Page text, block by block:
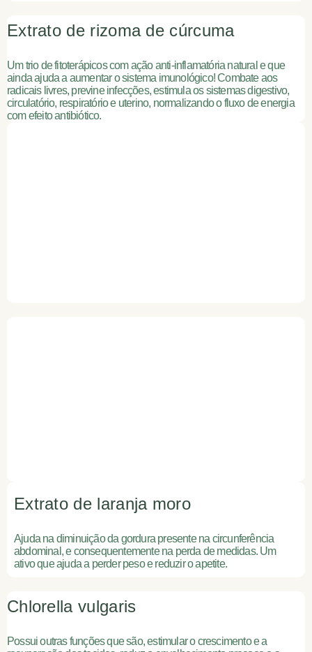
Extrato de rizoma de cúrcuma
Um trio de fitoterápicos com ação anti-inflamatória natural e que
ainda ajuda a aumentar o sistema imunológico! Combate aos
radicais livres, previne infecções, estimula os sistemas digestivo,
circulatório, respiratório e uterino, normalizando o fluxo de energia
com efeito antibiótico.
Extrato de laranja moro
Ajuda na diminuição da gordura presente na circunferência
abdominal, e consequentemente na perda de medidas. Um
ativo que ajuda a perder peso e reduzir o apetite.
Chlorella vulgaris
Possui outras funções que são, estimular o crescimento e a